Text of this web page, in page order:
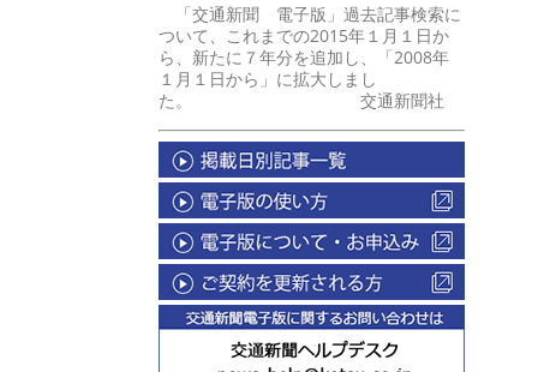
「交通新聞 電子版」過去記事検索に
ついて、これまでの2015年１月１日か
ら、新たに７年分を追加し、「2008年
１月１日から」に拡大しまし
た。 交通新聞社